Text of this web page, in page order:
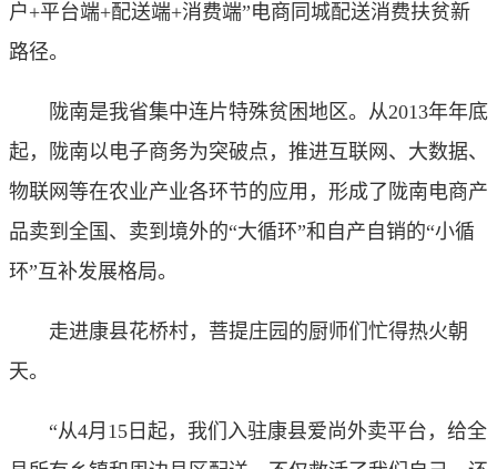
户+平台端+配送端+消费端”电商同城配送消费扶贫新
路径。
陇南是我省集中连片特殊贫困地区。从2013年年底
起，陇南以电子商务为突破点，推进互联网、大数据、
物联网等在农业产业各环节的应用，形成了陇南电商产
品卖到全国、卖到境外的“大循环”和自产自销的“小循
环”互补发展格局。
走进康县花桥村，菩提庄园的厨师们忙得热火朝
天。
“从4月15日起，我们入驻康县爱尚外卖平台，给全